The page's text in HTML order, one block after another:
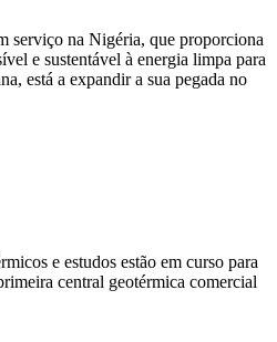
serviço na Nigéria, que proporciona
e sustentável à energia limpa para
está a expandir a sua pegada no
e estudos estão em curso para
central geotérmica comercial